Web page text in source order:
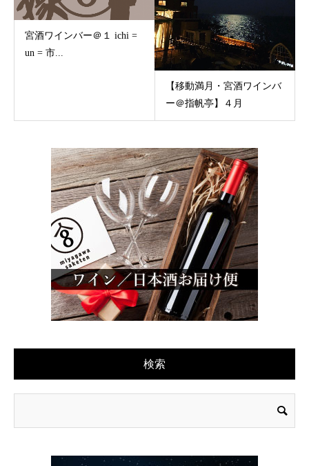
宮酒ワインバー＠１ ichi =
un = 市...
【移動満月・宮酒ワインバ
ー＠指帆亭】４月
検索